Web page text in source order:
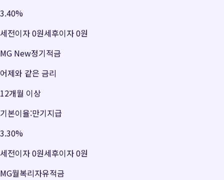
3.40%
세전이자0원세후이자0원
MG New정기적금
어제와 같은 금리
12개월 이상
기본이율:만기지급
3.30%
세전이자0원세후이자0원
MG월복리자유적금